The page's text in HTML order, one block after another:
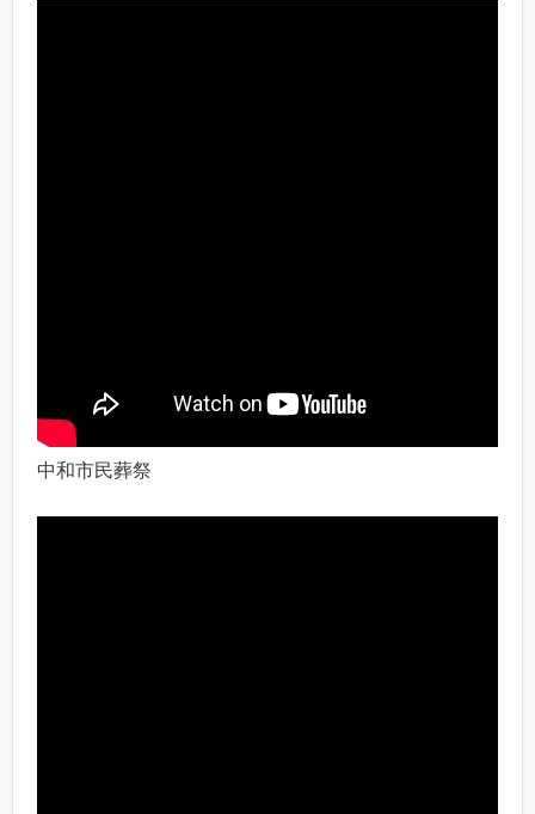
中和市民葬祭